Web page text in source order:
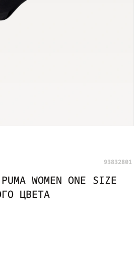
93832801
WOMEN ONE SIZE
ЦВЕТА